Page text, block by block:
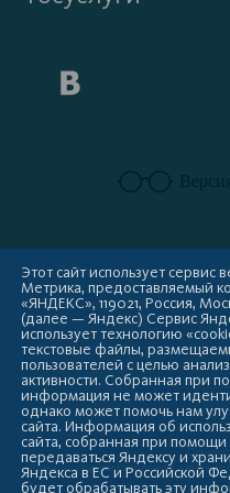
Администрация городского округа
Этот сайт использует сервис
Метрика, предоставляемый
«ЯНДЕКС», 119021, Россия,
(далее — Яндекс) Сервис
использует технологию
текстовые файлы,
пользователей с целью
активности. Собранная при
информация не может
однако может помочь нам
сайта. Информация об
сайта, собранная при
передаваться Яндексу и
Яндекса в ЕС и Российской
будет обрабатывать эту